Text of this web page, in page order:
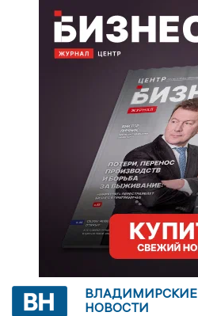
ВЛАДИМИРСКИЕ
НОВОСТИ